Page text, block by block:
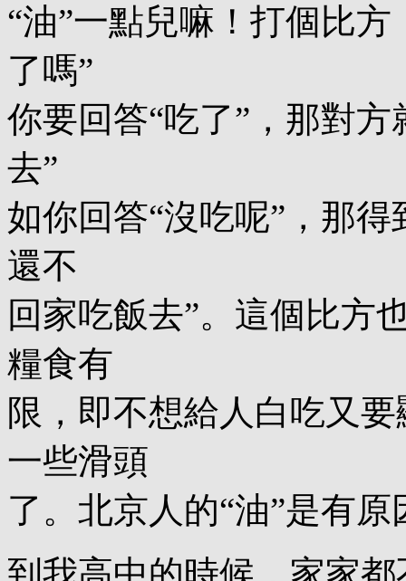
“油”一點兒嘛！打個比
了嗎”
你要回答“吃了”，那對
去”
如你回答“沒吃呢”，那
還不
回家吃飯去”。這個比方
糧食有
限，即不想給人白吃又
一些滑頭
了。北京人的“油”是有原